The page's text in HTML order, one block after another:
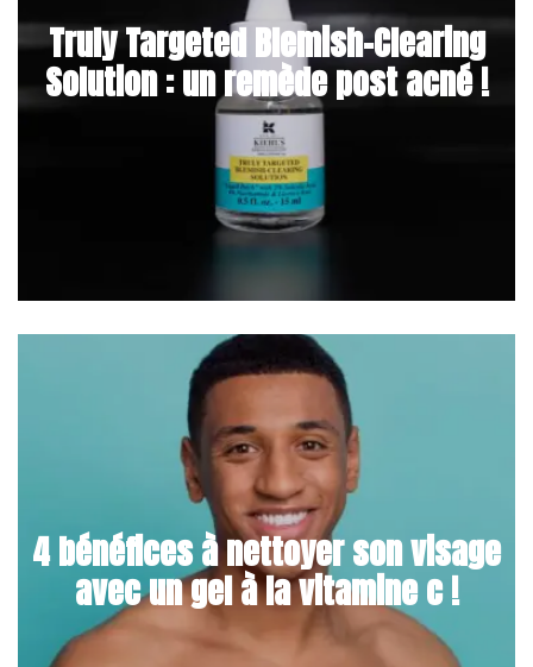
Truly Targeted Blemish-Clearing
Solution : un remède post acné !
4 bénéfices à nettoyer son visage
avec un gel à la vitamine c !